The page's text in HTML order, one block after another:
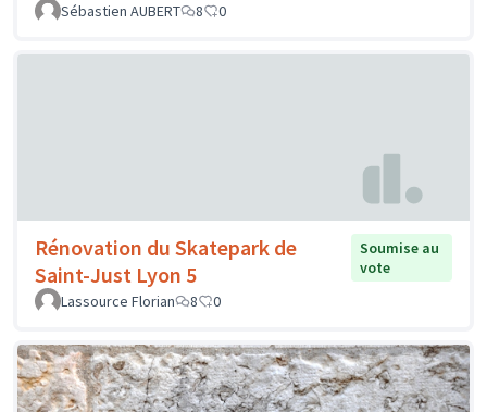
Sébastien AUBERT 8 0
Rénovation du Skatepark de
Saint-Just Lyon 5
Soumise au
vote
Lassource Florian
8 0